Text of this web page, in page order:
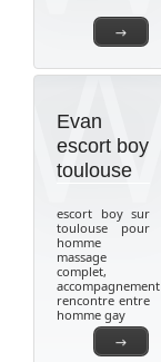
→
→
Evan
escort boy
toulouse
escort boy sur
toulouse pour
homme
massage
complet,
accompagnement
rencontre entre
homme gay